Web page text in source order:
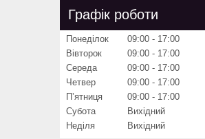
Графік роботи
Понеділок 09:00
17:00
Вівторок
09:00
17:00
Середа
09:00
17:00
Четвер
09:00
17:00
Пʼятниця
09:00
17:00
Субота
Вихідний
Неділя
Вихідний